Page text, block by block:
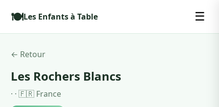
🍽️Les Enfants à Table ☰
← Retour
Les Rochers Blancs
· · 🇫🇷 France